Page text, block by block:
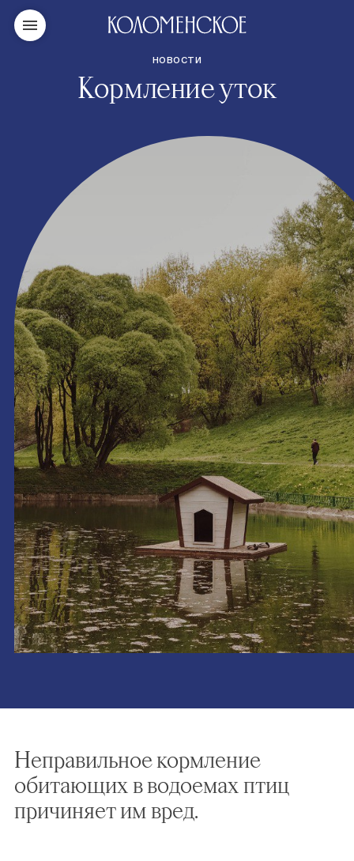
НОВОСТИ
Кормление уток
Неправильное кормление
обитающих в водоемах птиц
причиняет им вред.